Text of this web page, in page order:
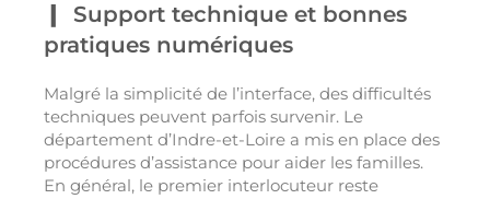
Support technique et bonnes
pratiques numériques
Malgré la simplicité de l’interface, des difficultés
techniques peuvent parfois survenir. Le
département d’Indre-et-Loire a mis en place des
procédures d’assistance pour aider les familles.
En général, le premier interlocuteur reste